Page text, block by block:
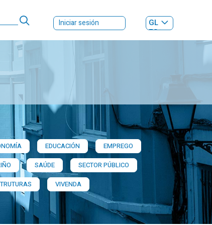
Iniciar sesión
GL
ES|
EDUCACIÓN
EMPREGO
SAÚDE
SECTOR PÚBLICO
VIVENDA